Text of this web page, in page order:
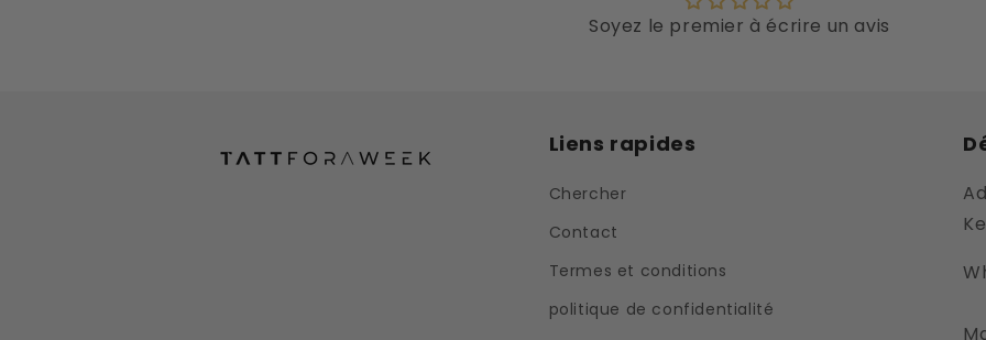
Soyez le premier à écrire un avis
Liens rapides
Chercher
Contact
Termes et conditions
politique de confidentialité